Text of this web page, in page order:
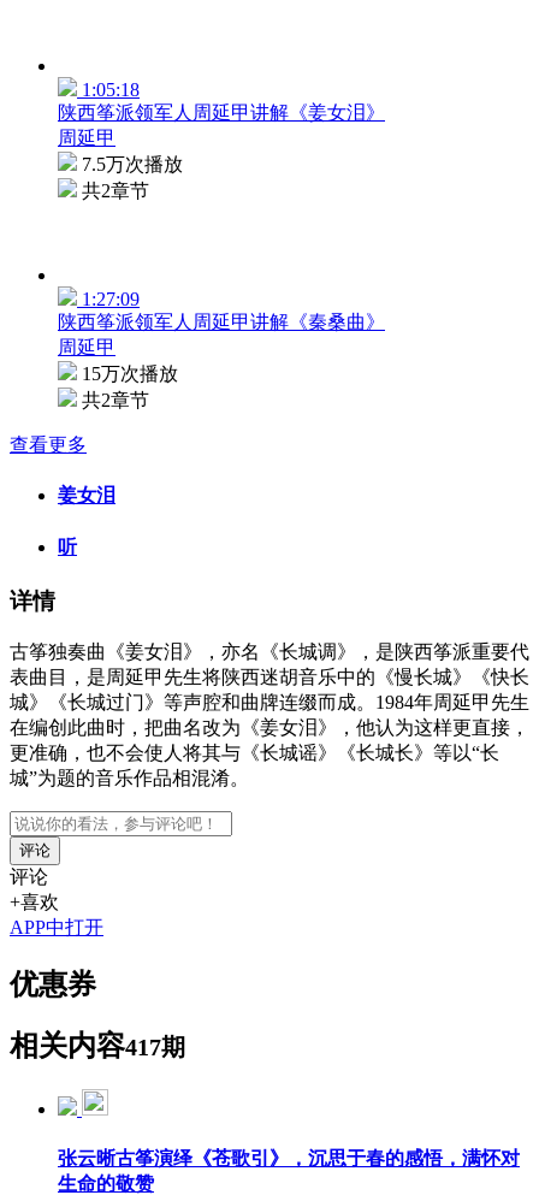
1:05:18
陕西筝派领军人周延甲讲解《姜女泪》
周延甲
7.5万次播放
共2章节
1:27:09
陕西筝派领军人周延甲讲解《秦桑曲》
周延甲
15万次播放
共2章节
查看更多
姜女泪
听
详情
古筝独奏曲《姜女泪》，亦名《长城调》，是陕西筝派重要代
表曲目，是周延甲先生将陕西迷胡音乐中的《慢长城》《快长
城》《长城过门》等声腔和曲牌连缀而成。1984年周延甲先生
在编创此曲时，把曲名改为《姜女泪》，他认为这样更直接，
更准确，也不会使人将其与《长城谣》《长城长》等以“长
城”为题的音乐作品相混淆。
评论
评论
+喜欢
APP中打开
优惠券
相关内容417期
张云晰古筝演绎《苍歌引》，沉思于春的感悟，满怀对
生命的敬赞